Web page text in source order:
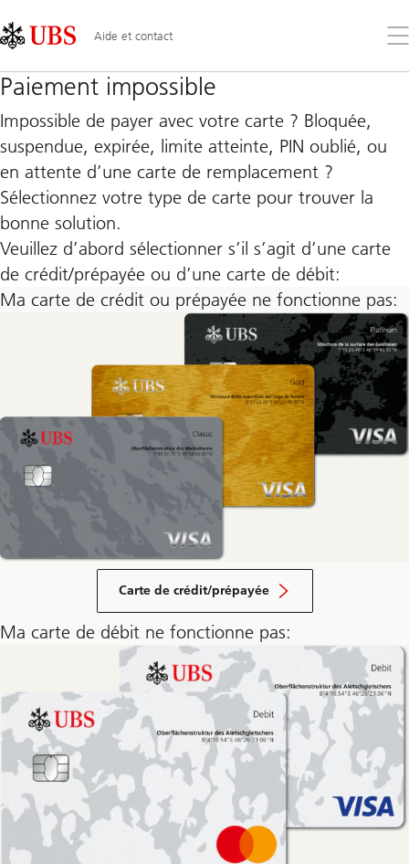
Links
Area
Aide et contact
le
Paiement impossible
Impossible de payer avec votre carte ? Bloquée,
suspendue, expirée, limite atteinte, PIN oublié, ou
en attente d’une carte de remplacement ?
Sélectionnez votre type de carte pour trouver la
bonne solution.
Veuillez d’abord sélectionner s’il s’agit d’une carte
de crédit/prépayée ou d’une carte de débit:
Ma carte de crédit ou prépayée ne fonctionne pas:
Carte de crédit/prépayée
Ma carte de débit ne fonctionne pas: